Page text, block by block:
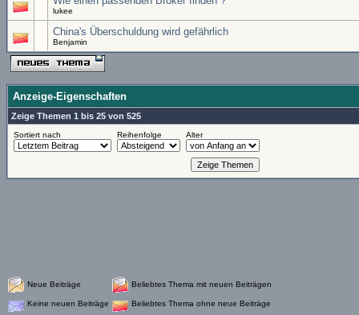
lukee
China's Überschuldung wird gefährlich
Benjamin
Anzeige-Eigenschaften
Zeige Themen 1 bis 25 von 525
Sortiert nach Reihenfolge Alter
Neue Beiträge Beliebtes Thema mit neuen Beiträgen
Keine neuen Beiträge Beliebtes Thema ohne neue Beiträge